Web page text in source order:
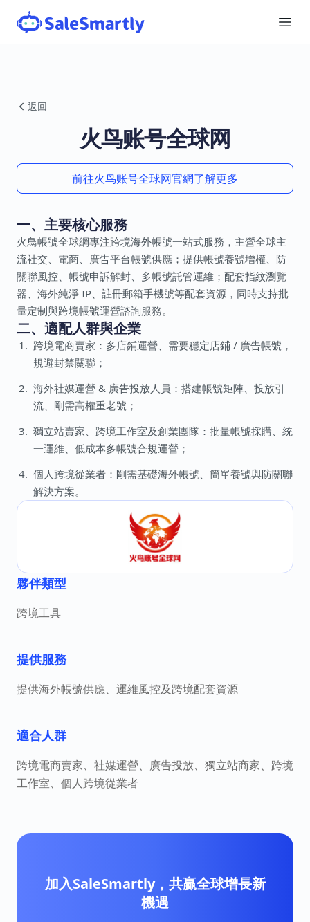
返回
火鸟账号全球网
前往火鸟账号全球网官網了解更多
一、主要核心服務
火鳥帳號全球網專注跨境海外帳號一站式服務，主營全球主
流社交、電商、廣告平台帳號供應；提供帳號養號增權、防
關聯風控、帳號申訴解封、多帳號託管運維；配套指紋瀏覽
器、海外純淨 IP、註冊郵箱手機號等配套資源，同時支持批
量定制與跨境帳號運營諮詢服務。
二、適配人群與企業
跨境電商賣家：多店鋪運營、需要穩定店鋪 / 廣告帳號，
規避封禁關聯；
海外社媒運營 & 廣告投放人員：搭建帳號矩陣、投放引
流、剛需高權重老號；
獨立站賣家、跨境工作室及創業團隊：批量帳號採購、統
一運維、低成本多帳號合規運營；
個人跨境從業者：剛需基礎海外帳號、簡單養號與防關聯
解決方案。
夥伴類型
跨境工具
提供服務
提供海外帳號供應、運維風控及跨境配套資源
適合人群
跨境電商賣家、社媒運營、廣告投放、獨立站商家、跨境
工作室、個人跨境從業者
加入SaleSmartly，共贏全球增長新
機遇